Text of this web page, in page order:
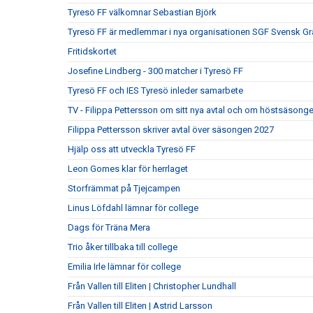
Tyresö FF välkomnar Sebastian Björk
Tyresö FF är medlemmar i nya organisationen SGF Svensk
Fritidskortet
Josefine Lindberg - 300 matcher i Tyresö FF
Tyresö FF och IES Tyresö inleder samarbete
TV - Filippa Pettersson om sitt nya avtal och om
Filippa Pettersson skriver avtal över säsongen 2027
Hjälp oss att utveckla Tyresö FF
Leon Gomes klar för herrlaget
Storfrämmat på Tjejcampen
Linus Löfdahl lämnar för college
Dags för Träna Mera
Trio åker tillbaka till college
Emilia Irle lämnar för college
Från Vallen till Eliten | Christopher Lundhall
Från Vallen till Eliten | Astrid Larsson